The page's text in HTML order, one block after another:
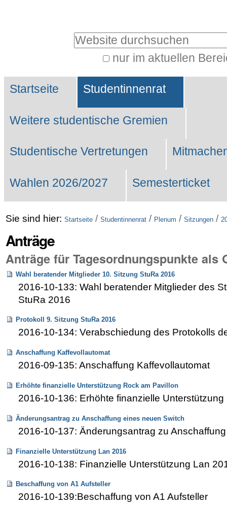
Website durchsuchen
nur im aktuellen
Suche…
Sektionen
Startseite Studentinnenrat
Weitere studentische Gremien
Studentische Vertretungen
Wahlen 2026/2027 Semesterticket
Sie sind hier: Startseite / Studentinnenrat / Plenum / Sitzungen /
Anträge
Anträge für Tagesordnungspunkte als
Wahl beratender Mitglieder 10. Sitzung StuRa 2016
2016-10-133: Wahl beratender Mitglieder des
StuRa 2016
Protokoll 9. Sitzung StuRa 2016
2016-10-134: Verabschiedung des Protokolls
Anschaffung Kaffevollautomat
2016-09-135: Anschaffung Kaffevollautomat
Erhöhte finanzielle Unterstützung Rock am Pavillon
2016-10-136: Erhöhte finanzielle
Änderungsantrag zu Anschaffung eines neuen Switch
2016-10-137: Änderungsantrag zu
Finanzielle Unterstützung Lan 2016
2016-10-138: Finanzielle Unterstützung Lan
Beschaffung von A1 Aufsteller
2016-10-139:Beschaffung von A1 Aufsteller